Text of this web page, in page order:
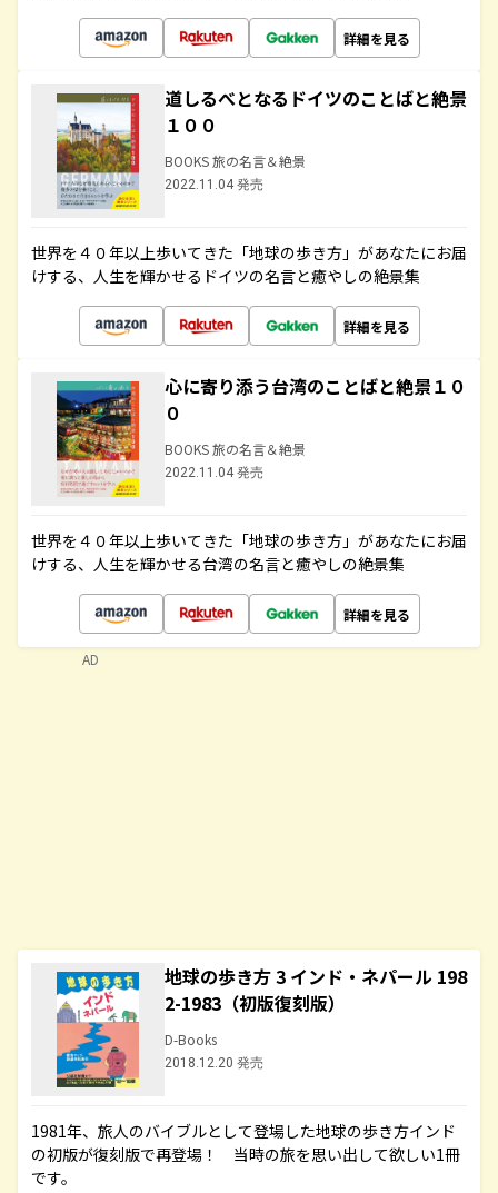
詳細を見る
道しるべとなるドイツのことばと絶景
１００
BOOKS 旅の名言＆絶景
2022.11.04 発売
世界を４０年以上歩いてきた「地球の歩き方」があなたにお届
けする、人生を輝かせるドイツの名言と癒やしの絶景集
詳細を見る
心に寄り添う台湾のことばと絶景１０
０
BOOKS 旅の名言＆絶景
2022.11.04 発売
世界を４０年以上歩いてきた「地球の歩き方」があなたにお届
けする、人生を輝かせる台湾の名言と癒やしの絶景集
詳細を見る
地球の歩き方 3 インド・ネパール 198
2-1983（初版復刻版）
D-Books
2018.12.20 発売
1981年、旅人のバイブルとして登場した地球の歩き方インド
の初版が復刻版で再登場！ 当時の旅を思い出して欲しい1冊
です。
AD